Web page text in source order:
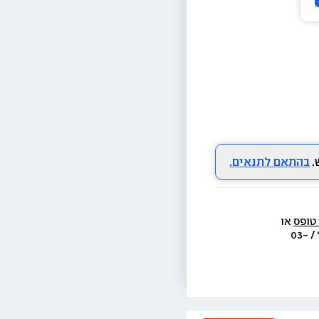
בהתאם לתנאים.
טופס
  או בת.ד 438 ראשון לציון או בטל׳  3733* / 03-